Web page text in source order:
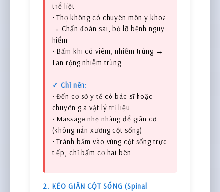
thể liệt
• Thợ không có chuyên môn y khoa
→ Chẩn đoán sai, bỏ lỡ bệnh nguy
hiểm
• Bấm khi có viêm, nhiễm trùng →
Lan rộng nhiễm trùng
✓ Chỉ nên:
• Đến cơ sở y tế có bác sĩ hoặc
chuyên gia vật lý trị liệu
• Massage nhẹ nhàng để giãn cơ
(không nắn xương cột sống)
• Tránh bấm vào vùng cột sống trực
tiếp, chỉ bấm cơ hai bên
2. KÉO GIÃN CỘT SỐNG (Spinal